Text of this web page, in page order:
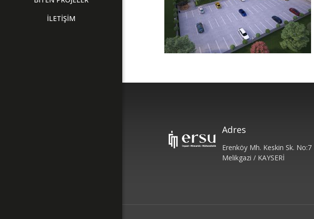
İLETİŞİM
Adres
Erenköy Mh. Keskin Sk. No:7
Melikgazi / KAYSERİ